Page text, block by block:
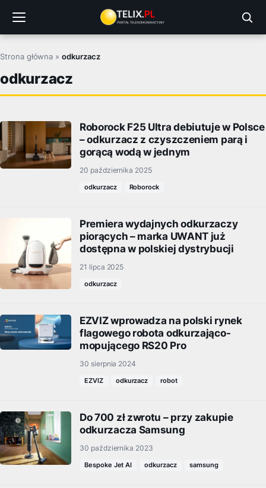
treści
Strona główna »odkurzacz
odkurzacz
Roborock F25 Ultra debiutuje w Polsce
– odkurzacz z czyszczeniem parą i
gorącą wodą w jednym
20 października 2025
odkurzacz Roborock
Premiera wydajnych odkurzaczy
piorących – marka UWANT już
dostępna w polskiej dystrybucji
21 lipca 2025
odkurzacz
EZVIZ wprowadza na polski rynek
flagowego robota odkurzająco-
mopującego RS20 Pro
30 sierpnia 2024
EZVIZ odkurzacz robot
Do 700 zł zwrotu – przy zakupie
odkurzacza Samsung
30 października 2023
Bespoke Jet AI odkurzacz samsung